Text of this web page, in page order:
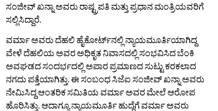
ಸಂಜೀವ್ ಖನ್ನಾ ಅವರು ರಾಷ್ಟ್ರಪತಿ ಮತ್ತು ಪ್ರಧಾನ ಮಂತ್ರಿಯವರಿಗೆ
ಸಲ್ಲಿಸಿದ್ದಾರೆ.
ವರ್ಮಾ ಅವರು ದೆಹಲಿ ಹೈಕೋರ್ಟ್‌ನಲ್ಲಿ ನ್ಯಾಯಮೂರ್ತಿಯಾಗಿದ್ದ
ವೇಳೆ ದೆಹಲಿಯ ಅವರ ಅಧಿಕೃತ ನಿವಾಸದಲ್ಲಿ ಸಂಭವಿಸಿದ ಬೆಂಕಿ
ಅವಘಡದ ಸಂದರ್ಭದಲ್ಲಿ ಅಪಾರ ಪ್ರಮಾಣದ ಸುಟ್ಟು ಕರಕಲಾದ
ನಗದು ಪತ್ತೆಯಾಗಿತ್ತು. ಈ ಸಂಬಂಧ ಸಿಜೆಐ ಸಂಜೀವ್‌ ಖನ್ನಾ ಅವರು
ನೇಮಿಸಿದ್ದ ಆಂತರಿಕ ಸಮಿತಿಯ ವರ್ಮಾ ಅವರ ಮೇಲೆ ಆರೋಪ
ಹೊರಿಸಿತ್ತು. ಆದಾಗ್ಯೂ ನ್ಯಾಯಮೂರ್ತಿ ಹುದ್ದೆಗೆ ವರ್ಮಾ ಅವರು